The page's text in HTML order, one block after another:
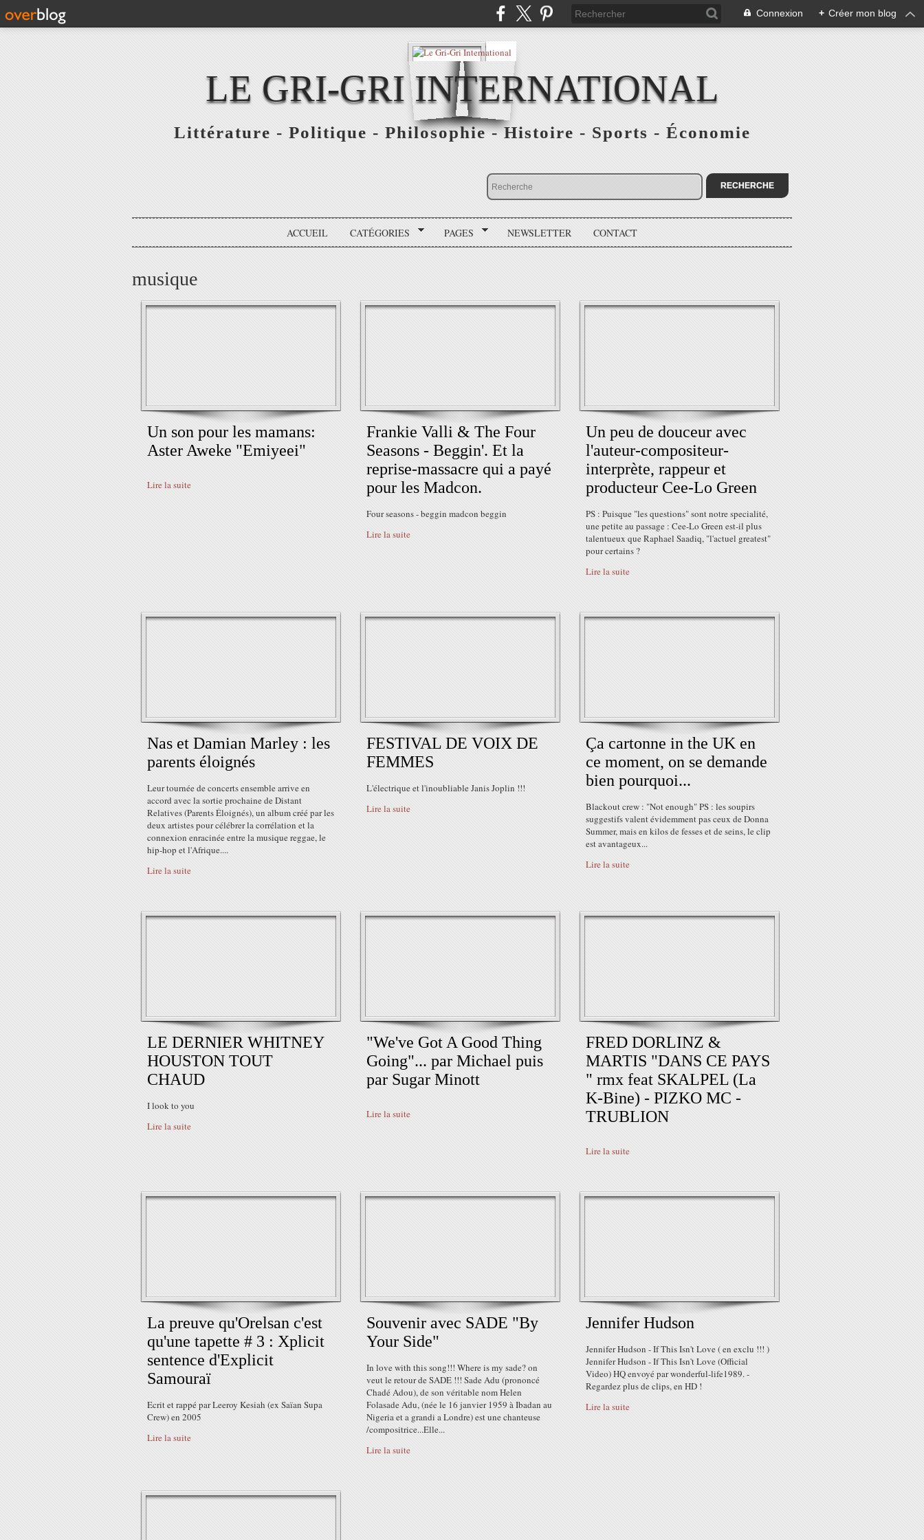
Connexion + Créer mon blog
LE GRI-GRI INTERNATIONAL
Littérature - Politique - Philosophie - Histoire - Sports - Économie
ACCUEIL CATÉGORIES PAGES NEWSLETTER CONTACT
musique
Un son pour les mamans:
Aster Aweke "Emiyeei"
Lire la suite
Frankie Valli & The Four
Seasons - Beggin'. Et la
reprise-massacre qui a payé
pour les Madcon.
Four seasons - beggin madcon beggin
Lire la suite
Un peu de douceur avec
l'auteur-compositeur-
interprète, rappeur et
producteur Cee-Lo Green
PS : Puisque "les questions" sont notre specialité,
une petite au passage : Cee-Lo Green est-il plus
talentueux que Raphael Saadiq, "l'actuel greatest"
pour certains ?
Lire la suite
Nas et Damian Marley : les
parents éloignés
Leur tournée de concerts ensemble arrive en
accord avec la sortie prochaine de Distant
Relatives (Parents Éloignés), un album créé par les
deux artistes pour célébrer la corrélation et la
connexion enracinée entre la musique reggae, le
hip-hop et l'Afrique....
Lire la suite
FESTIVAL DE VOIX DE
FEMMES
L'électrique et l'inoubliable Janis Joplin !!!
Lire la suite
Ça cartonne in the UK en
ce moment, on se demande
bien pourquoi...
Blackout crew : "Not enough" PS : les soupirs
suggestifs valent évidemment pas ceux de Donna
Summer, mais en kilos de fesses et de seins, le clip
est avantageux...
Lire la suite
LE DERNIER WHITNEY
HOUSTON TOUT
CHAUD
I look to you
Lire la suite
"We've Got A Good Thing
Going"... par Michael puis
par Sugar Minott
Lire la suite
FRED DORLINZ &
MARTIS "DANS CE PAYS
" rmx feat SKALPEL (La
K-Bine) - PIZKO MC -
TRUBLION
Lire la suite
La preuve qu'Orelsan c'est
qu'une tapette # 3 : Xplicit
sentence d'Explicit
Samouraï
Ecrit et rappé par Leeroy Kesiah (ex Saïan Supa
Crew) en 2005
Lire la suite
Souvenir avec SADE "By
Your Side"
In love with this song!!! Where is my sade? on
veut le retour de SADE !!! Sade Adu (prononcé
Chadé Adou), de son véritable nom Helen
Folasade Adu, (née le 16 janvier 1959 à Ibadan au
Nigeria et a grandi a Londre) est une chanteuse
/compositrice...Elle...
Lire la suite
Jennifer Hudson
Jennifer Hudson - If This Isn't Love ( en exclu !!! )
Jennifer Hudson - If This Isn't Love (Official
Video) HQ envoyé par wonderful-life1989. -
Regardez plus de clips, en HD !
Lire la suite